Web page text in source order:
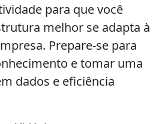
para que você
melhor se adapta à
Prepare-se para
e tomar uma
dados e eficiência